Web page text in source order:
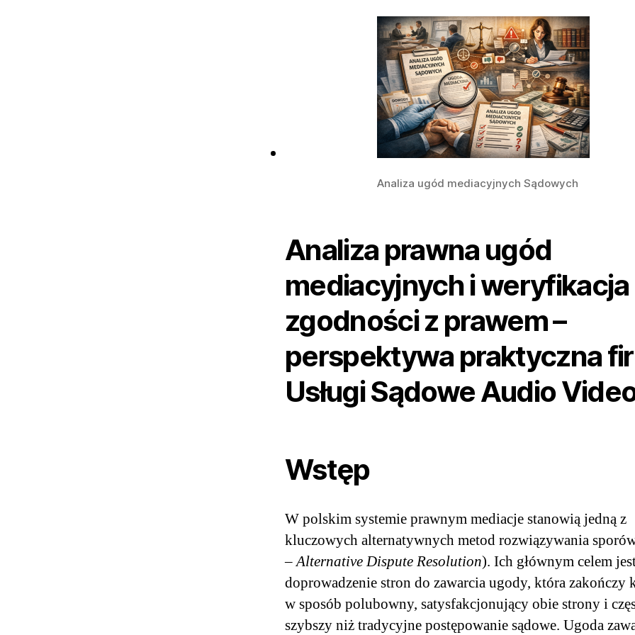
Analiza ugód mediacyjnych Sądowych
Analiza prawna ugód
mediacyjnych i weryfikacja
zgodności z prawem –
perspektywa praktyczna
Usługi Sądowe Audio
Wstęp
W polskim systemie prawnym mediacje stanowią jedną z
kluczowych alternatywnych metod rozwiązywania
–Alternative Dispute Resolution). Ich głównym celem
doprowadzenie stron do zawarcia ugody, która
w sposób polubowny, satysfakcjonujący obie strony i
szybszy niż tradycyjne postępowanie sądowe. Ugoda